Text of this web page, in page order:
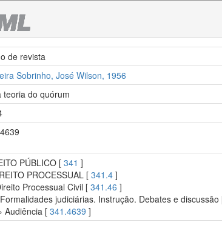
de revista
Sobrinho, José Wilson, 1956
teoria do quórum
PÚBLICO [ 341 ]
PROCESSUAL [ 341.4 ]
Processual Civil [ 341.46 ]
judiciárias. Instrução. Debates e discussão
Audiência [ 341.4639 ]